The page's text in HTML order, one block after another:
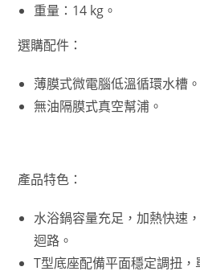
重量：14 kg。
選購配件：
薄膜式微電腦低溫循環水槽。
無油隔膜式真空幫浦。
產品特色：
水浴鍋容量充足，加熱快速
迴路。
T型底座配備平面穩定調扭